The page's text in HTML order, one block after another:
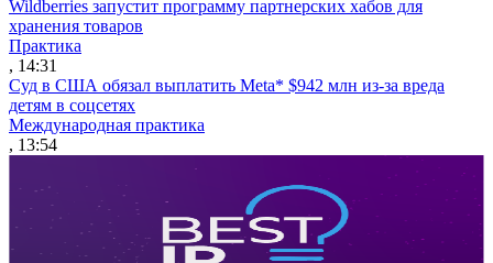
Wildberries запустит программу партнерских хабов для
хранения товаров
Практика
, 14:31
Суд в США обязал выплатить Meta* $942 млн из-за вреда
детям в соцсетях
Международная практика
, 13:54